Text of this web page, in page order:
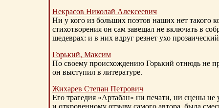
Некрасов Николай Алексеевич
Ни у кого из больших поэтов наших нет такого
стихотворения он сам завещал не включать в
шедеврах: и в них вдруг резнет ухо
Горький, Максим
По своему происхождению Горький отнюдь не
он выступил в литературе.
Жихарев Степан Петрович
Его трагедия «Артабан» ни печати, ни сцены